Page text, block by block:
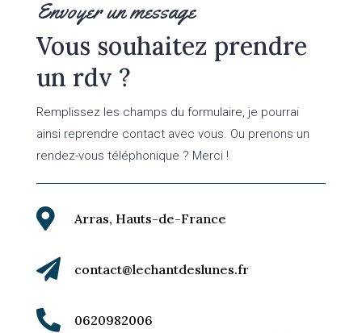
Envoyer un message
Vous souhaitez prendre
un rdv ?
Remplissez les champs du formulaire, je pourrai
ainsi reprendre contact avec vous. Ou prenons un
rendez-vous téléphonique ? Merci !
 Arras, Hauts-de-France
 contact@lechantdeslunes.fr
 0620982006